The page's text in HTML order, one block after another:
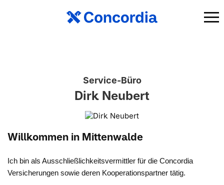
Service-Büro
Dirk Neubert
Willkommen in Mittenwalde
Ich bin als Ausschließlichkeitsvermittler für die Concordia
Versicherungen sowie deren Kooperationspartner tätig.